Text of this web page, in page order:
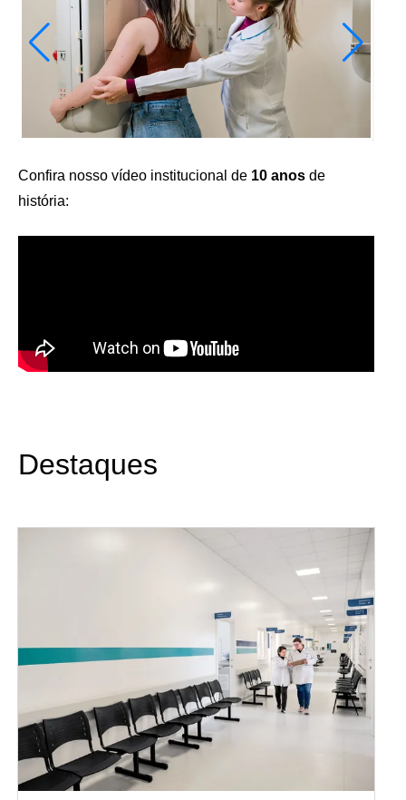
Confira nosso vídeo institucional de 10 anos de
história:
Destaques